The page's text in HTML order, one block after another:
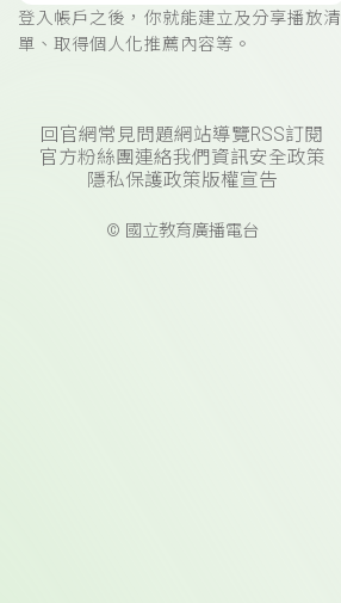
登入帳戶之後，你就能建立及分享播放清
單、取得個人化推薦內容等。
回官網常見問題網站導覽RSS訂閱
官方粉絲團連絡我們 資訊安全政策
隱私保護政策版權宣告
© 國立教育廣播電台